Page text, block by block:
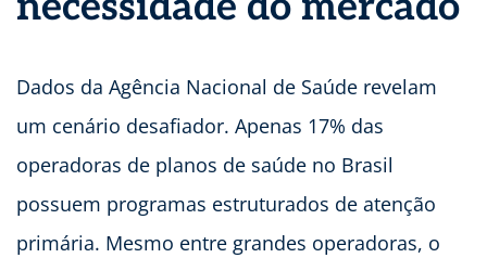
Dados da Agência Nacional de Saúde revelam
um cenário desafiador. Apenas 17% das
operadoras de planos de saúde no Brasil
possuem programas estruturados de atenção
primária. Mesmo entre grandes operadoras, o